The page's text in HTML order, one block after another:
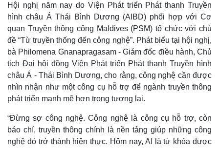
Bất động sản
Khởi nghiệp
Giá vàng
Tiêu dùng
Tỷ giá
Hội nghị năm nay do Viện Phát triển Phát thanh Truyền
hình châu Á Thái Bình Dương (AIBD) phối hợp với Cơ
quan Truyền thông công Maldives (PSM) tổ chức với chủ
đề “Từ truyền thống đến công nghệ”. Phát biểu tại hội nghị,
bà Philomena Gnanapragasam - Giám đốc điều hành, Chủ
tịch Đại hội đồng Viện Phát triển Phát thanh Truyền hình
châu Á - Thái Bình Dương, cho rằng, công nghệ cần được
nhìn nhận như một công cụ hỗ trợ để ngành truyền thông
phát triển mạnh mẽ hơn trong tương lai.
“Đừng sợ công nghệ. Công nghệ là công cụ hỗ trợ, còn
báo chí, truyền thông chính là nền tảng giúp những công
nghệ đó trở thành hiện thực. Hôm nay, AI là từ khóa được